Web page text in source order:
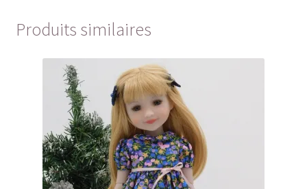
Produits similaires